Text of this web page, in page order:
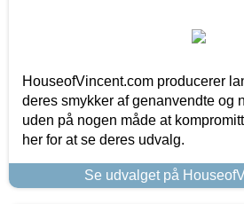
HouseofVincent.com producerer
deres smykker af genanvendte og
uden på nogen måde at
her for at se deres udvalg.
Se udvalget på